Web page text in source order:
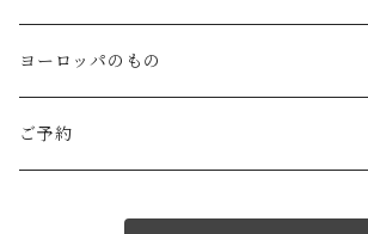
ROBE de PEAU
LABORATORY
icura(木工）
でく工房(ガラス)
南部鉄器(岩手)
佐渡の釜敷(新潟)
kitona(木製ﾌﾞﾛｰﾁ)
edge(革ﾌﾞﾛｰﾁ)
グラスウェア
Kronjyden/B&G
白樺の雑貨
白樺のオーナメント
ヨーロッパのもの
スウェーデン
ご予約